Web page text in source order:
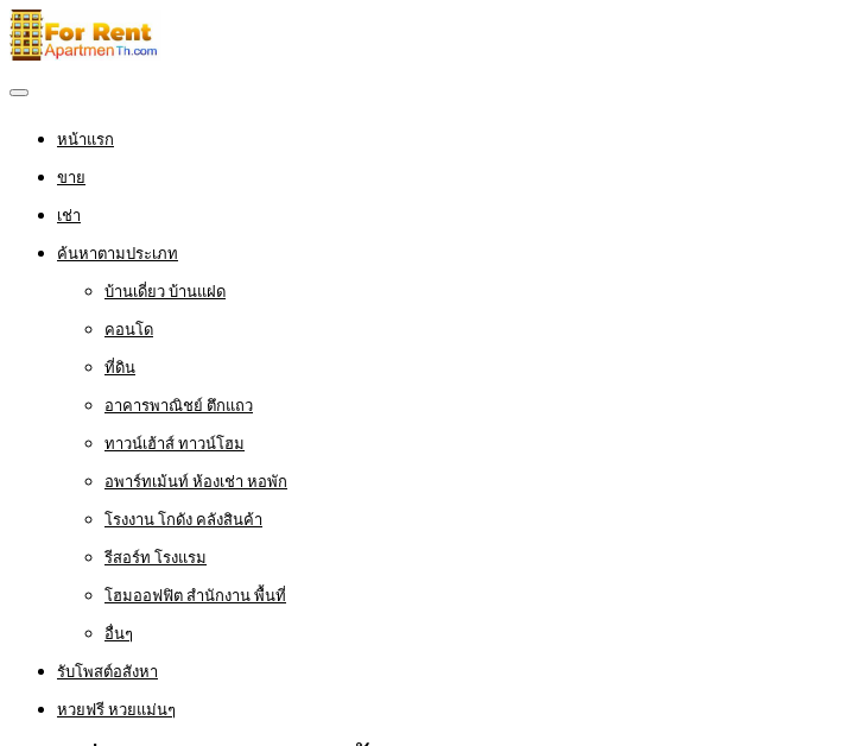
หน้าแรก
ขาย
เช่า
ค้นหาตามประเภท
บ้านเดี่ยว บ้านแฝด
คอนโด
ที่ดิน
อาคารพาณิชย์ ตึกแถว
ทาวน์เฮ้าส์ ทาวน์โฮม
อพาร์ทเม้นท์ ห้องเช่า หอพัก
โรงงาน โกดัง คลังสินค้า
รีสอร์ท โรงแรม
โฮมออฟฟิต สำนักงาน พื้นที่
อื่นๆ
รับโพสต์อสังหา
หวยฟรี หวยแม่นๆ